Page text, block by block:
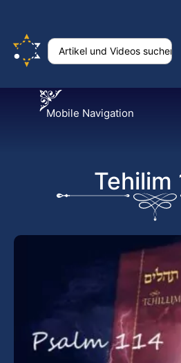
Mobile Navigation
Tehilim